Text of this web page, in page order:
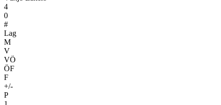
4
0
#
Lag
M
V
VÖ
ÖF
F
+/-
P